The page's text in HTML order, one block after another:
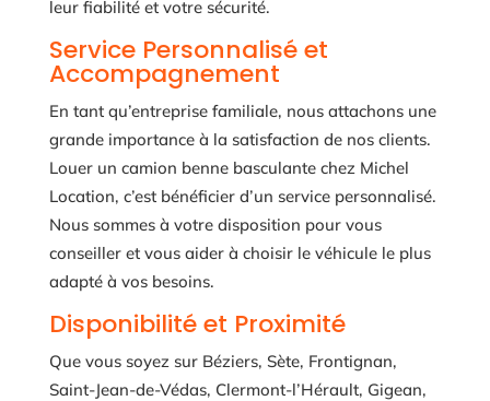
leur fiabilité et votre sécurité.
Service Personnalisé et
Accompagnement
En tant qu’entreprise familiale, nous attachons une
grande importance à la satisfaction de nos clients.
Louer un camion benne basculante chez Michel
Location, c’est bénéficier d’un service personnalisé.
Nous sommes à votre disposition pour vous
conseiller et vous aider à choisir le véhicule le plus
adapté à vos besoins.
Disponibilité et Proximité
Que vous soyez sur Béziers, Sète, Frontignan,
Saint-Jean-de-Védas, Clermont-l’Hérault, Gigean,